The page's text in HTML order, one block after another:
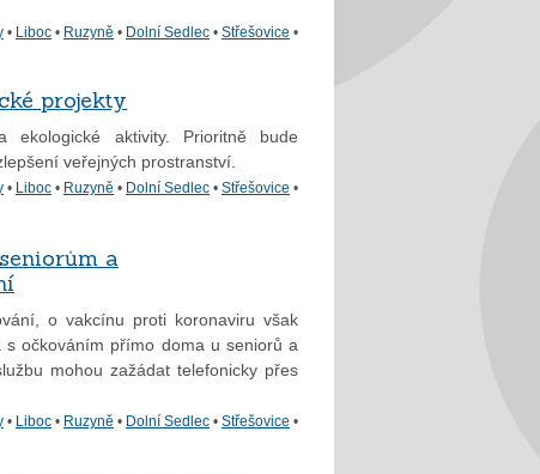
• Liboc • Ruzyně • Dolní Sedlec • Střešovice •
projekty
ekologické aktivity. Prioritně bude
veřejných prostranství.
• Liboc • Ruzyně • Dolní Sedlec • Střešovice •
a
o vakcínu proti koronaviru však
očkováním přímo doma u seniorů a
mohou zažádat telefonicky přes
• Liboc • Ruzyně • Dolní Sedlec • Střešovice •